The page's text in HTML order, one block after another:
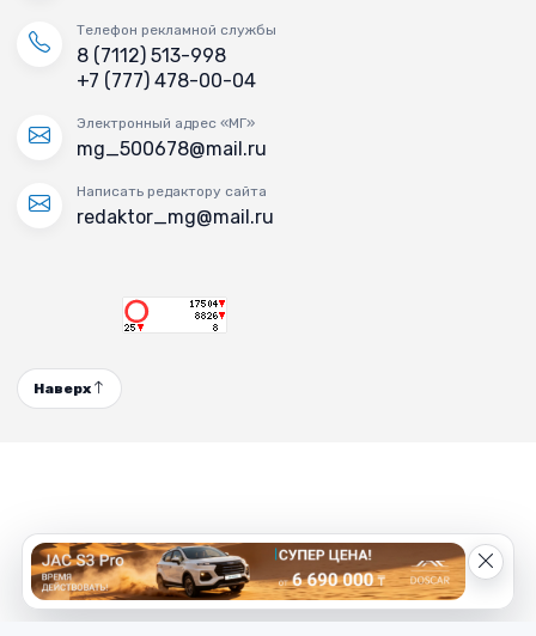
Телефон рекламной службы
8 (7112) 513-998
+7 (777) 478-00-04
Электронный адрес «МГ»
mg_500678@mail.ru
Написать редактору сайта
redaktor_mg@mail.ru
Наверх